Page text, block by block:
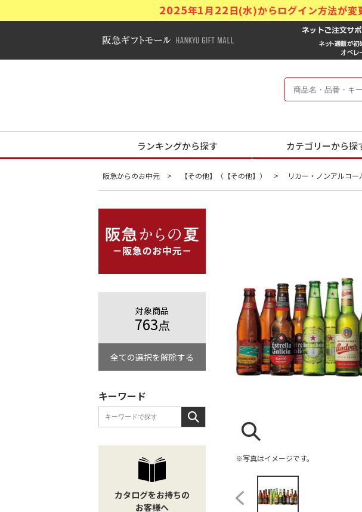
2025年1月22日(水)からログイン方法が
阪急ギフトモール Hankyu Gift
阪急からの夏 -阪急のお中元-
ランキングから探す カテゴリーから探
阪急からのお中元 【その他】（【その他】） リカー・ノンアルコー
※写真はイメージです。
対象商品
763点
全ての選択を解除する
キーワード
カタログをお持ちの
お客様へ